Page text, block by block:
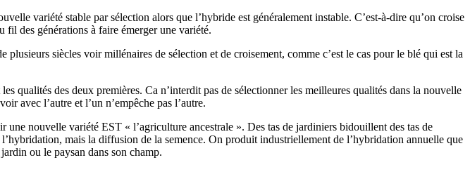
variété stable par sélection alors que l’hybride est généralement instable. C’est-à-dire qu’on croise
fil des générations à faire émerger une variété.
siècles voir millénaires de sélection et de croisement, comme c’est le cas pour le blé qui est la
qualités des deux premières. Ca n’interdit pas de sélectionner les meilleures qualités dans la nouvelle
avec l’autre et l’un n’empêche pas l’autre.
nouvelle variété EST « l’agriculture ancestrale ». Des tas de jardiniers bidouillent des tas de
mais la diffusion de la semence. On produit industriellement de l’hybridation annuelle que
ou le paysan dans son champ.